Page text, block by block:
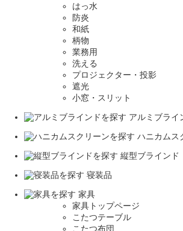
はっ水
防炎
和紙
柄物
業務用
洗える
プロジェクター・投影
遮光
小窓・スリット
アルミブライ
ハニカムス
縦型ブラインド
寝装品
家具
家具トップページ
こたつテーブル
こたつ布団